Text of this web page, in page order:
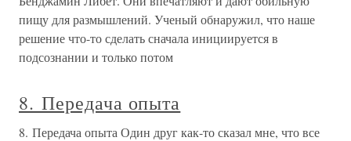
пищу для размышлений. Ученый обнаружил, что наше
решение что-то сделать сначала инициируется в
подсознании и только потом
8. Передача опыта
8. Передача опыта Один друг как-то сказал мне, что все